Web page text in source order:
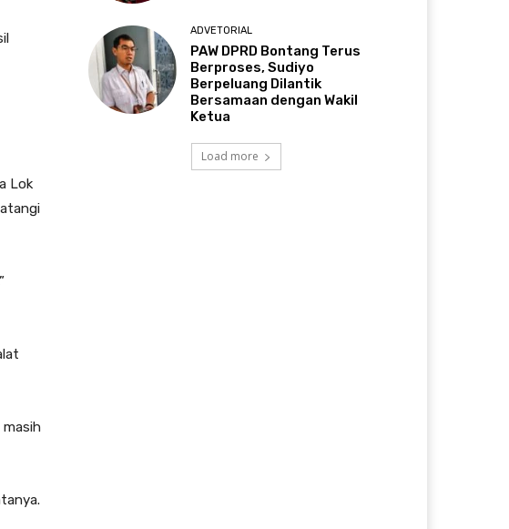
Lok
masih
ADVETORIAL
PAW DPRD Bontang Terus
Berproses, Sudiyo
Berpeluang Dilantik
Bersamaan dengan Wakil
Ketua
Load more